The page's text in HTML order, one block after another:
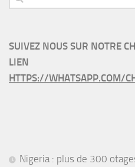
SUIVEZ NOUS SUR NOTRE
LIEN
HTTPS://WHATSAPP.COM/
Nigeria : plus de 300